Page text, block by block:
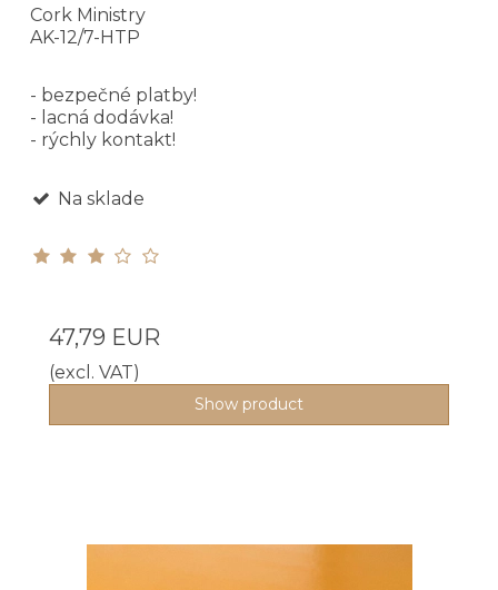
Cork Ministry
AK-12/7-HTP
- bezpečné platby!
- lacná dodávka!
- rýchly kontakt!
Na sklade
47,79 EUR
(excl. VAT)
Show product